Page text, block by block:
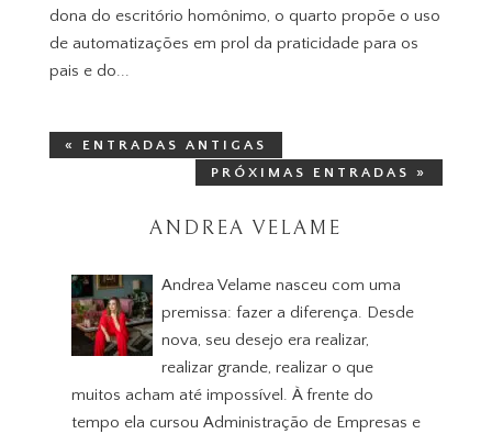
dona do escritório homônimo, o quarto propõe o uso
de automatizações em prol da praticidade para os
pais e do...
« ENTRADAS ANTIGAS
PRÓXIMAS ENTRADAS »
ANDREA VELAME
Andrea Velame nasceu com uma
premissa: fazer a diferença. Desde
nova, seu desejo era realizar,
realizar grande, realizar o que
muitos acham até impossível. À frente do
tempo ela cursou Administração de Empresas e